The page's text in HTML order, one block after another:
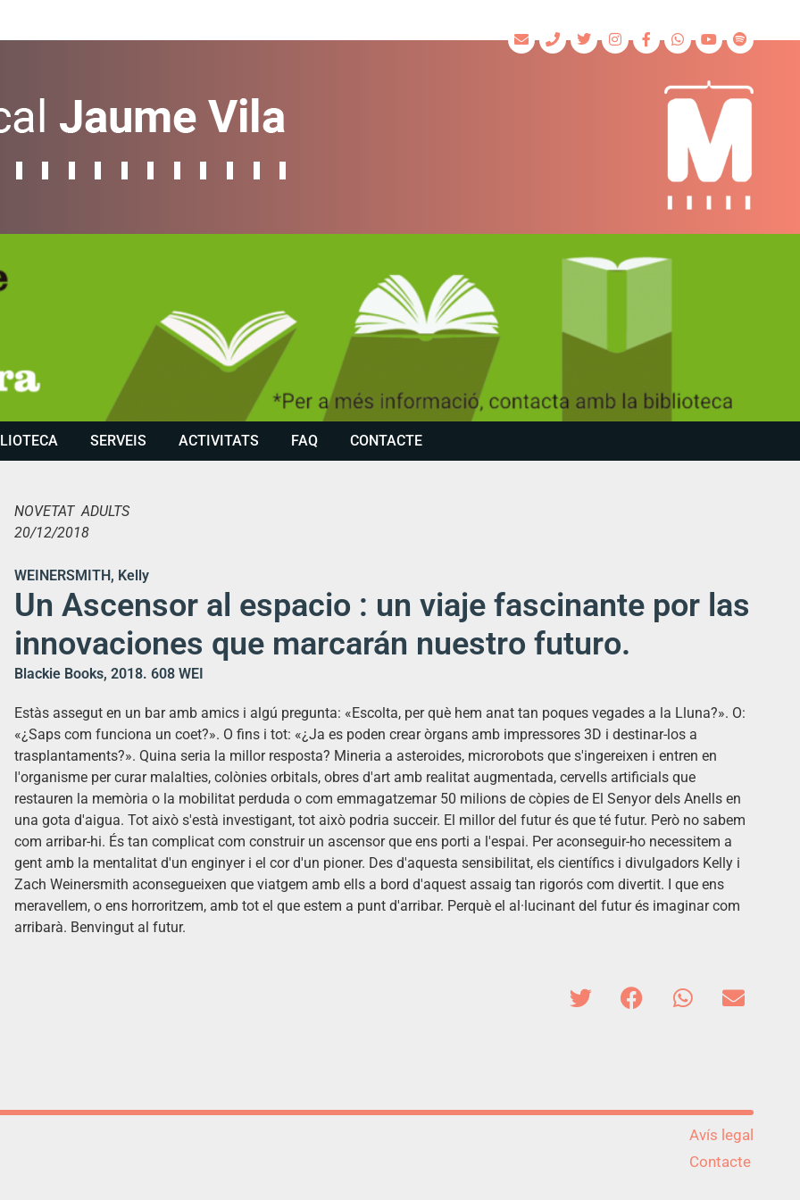
SERVEIS ACTIVITATS FAQ CONTACTE
NOVETAT ADULTS
20/12/2018
WEINERSMITH, Kelly
Un Ascensor al espacio : un viaje fascinante por las
innovaciones que marcarán nuestro futuro.
Blackie Books, 2018. 608 WEI
Estàs assegut en un bar amb amics i algú pregunta: «Escolta, per què hem anat tan poques vegades a la Lluna?». O:
«¿Saps com funciona un coet?». O fins i tot: «¿Ja es poden crear òrgans amb impressores 3D i destinar-los a
trasplantaments?». Quina seria la millor resposta? Mineria a asteroides, microrobots que s'ingereixen i entren en
l'organisme per curar malalties, colònies orbitals, obres d'art amb realitat augmentada, cervells artificials que
restauren la memòria o la mobilitat perduda o com emmagatzemar 50 milions de còpies de El Senyor dels Anells en
una gota d'aigua. Tot això s'està investigant, tot això podria succeir. El millor del futur és que té futur. Però no sabem
com arribar-hi. És tan complicat com construir un ascensor que ens porti a l'espai. Per aconseguir-ho necessitem a
gent amb la mentalitat d'un enginyer i el cor d'un pioner. Des d'aquesta sensibilitat, els científics i divulgadors Kelly i
Zach Weinersmith aconsegueixen que viatgem amb ells a bord d'aquest assaig tan rigorós com divertit. I que ens
meravellem, o ens horroritzem, amb tot el que estem a punt d'arribar. Perquè el al·lucinant del futur és imaginar com
arribarà. Benvingut al futur.
Avís legal
Contacte